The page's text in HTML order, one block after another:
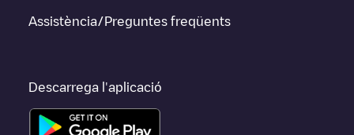
Assistència/Preguntes freqüents
Descarrega l'aplicació